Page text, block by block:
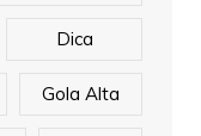
Dica
Gola Alta